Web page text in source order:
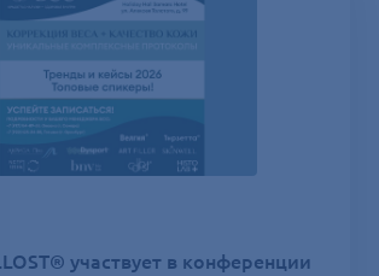
участвует в конференции